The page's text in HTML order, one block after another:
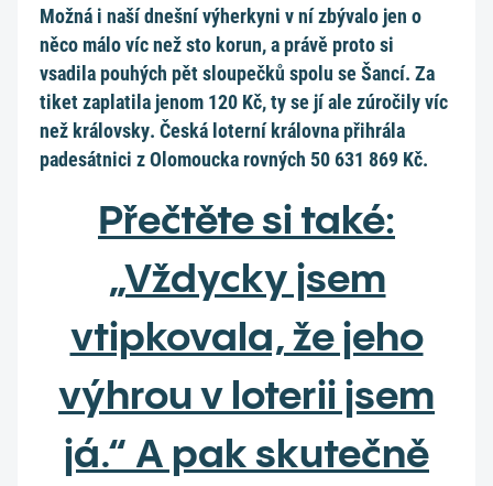
Možná i naší dnešní výherkyni v ní zbývalo jen o
něco málo víc než sto korun, a právě proto si
vsadila pouhých pět sloupečků spolu se Šancí. Za
tiket zaplatila jenom 120 Kč, ty se jí ale zúročily víc
než královsky. Česká loterní královna přihrála
padesátnici z Olomoucka rovných 50 631 869 Kč.
Přečtěte si také:
„Vždycky jsem
vtipkovala, že jeho
výhrou v loterii jsem
já.“ A pak skutečně